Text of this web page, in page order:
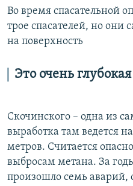
Во время спасательной
трое спасателей, но они
на поверхность
Это очень
Скочинского – одна из
выработка там ведется
метров. Считается
выбросам метана. За
произошло семь аварий,